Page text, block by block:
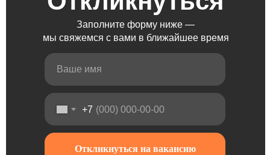
Заполните форму ниже —
мы свяжемся с вами в ближайшее время
+7
Откликнуться на вакансию